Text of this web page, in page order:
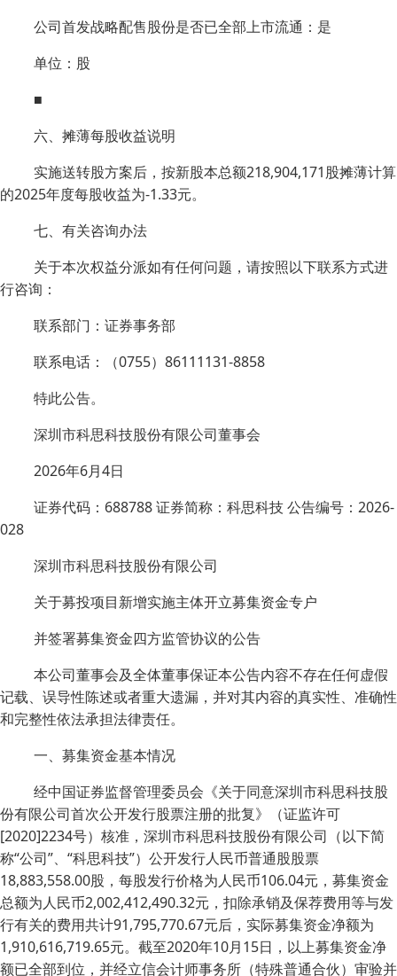
公司首发战略配售股份是否已全部上市流通：是
单位：股
■
六、摊薄每股收益说明
实施送转股方案后，按新股本总额218,904,171股摊薄计算
的2025年度每股收益为-1.33元。
七、有关咨询办法
关于本次权益分派如有任何问题，请按照以下联系方式进
行咨询：
联系部门：证券事务部
联系电话：（0755）86111131-8858
特此公告。
深圳市科思科技股份有限公司董事会
2026年6月4日
证券代码：688788 证券简称：科思科技 公告编号：2026-
028
深圳市科思科技股份有限公司
关于募投项目新增实施主体开立募集资金专户
并签署募集资金四方监管协议的公告
本公司董事会及全体董事保证本公告内容不存在任何虚假
记载、误导性陈述或者重大遗漏，并对其内容的真实性、准确性
和完整性依法承担法律责任。
一、募集资金基本情况
经中国证券监督管理委员会《关于同意深圳市科思科技股
份有限公司首次公开发行股票注册的批复》（证监许可
[2020]2234号）核准，深圳市科思科技股份有限公司（以下简
称“公司”、“科思科技”）公开发行人民币普通股股票
18,883,558.00股，每股发行价格为人民币106.04元，募集资金
总额为人民币2,002,412,490.32元，扣除承销及保荐费用等与发
行有关的费用共计91,795,770.67元后，实际募集资金净额为
1,910,616,719.65元。截至2020年10月15日，以上募集资金净
额已全部到位，并经立信会计师事务所（特殊普通合伙）审验并